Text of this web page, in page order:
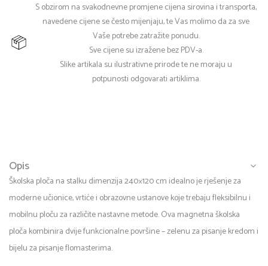
S obzirom na svakodnevne promjene cijena sirovina i transporta,
navedene cijene se često mijenjaju, te Vas molimo da za sve
Vaše potrebe zatražite ponudu.
Sve cijene su izražene bez PDV-a.
Slike artikala su ilustrativne prirode te ne moraju u
potpunosti odgovarati artiklima.
Opis
Školska ploča na stalku dimenzija 240×120 cm idealno je rješenje za
moderne učionice, vrtiće i obrazovne ustanove koje trebaju fleksibilnu i
mobilnu ploču za različite nastavne metode. Ova magnetna školska
ploča kombinira dvije funkcionalne površine – zelenu za pisanje kredom i
bijelu za pisanje flomasterima.